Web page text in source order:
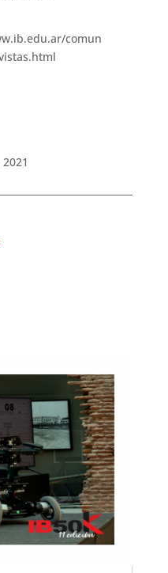
comun